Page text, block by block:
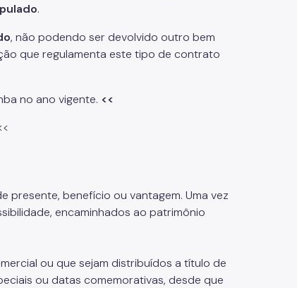
.
, não podendo ser devolvido outro bem
que regulamenta este tipo de contrato
no ano vigente. <<
benefício ou vantagem. Uma vez
encaminhados ao patrimônio
ou que sejam distribuídos a título de
ou datas comemorativas, desde que